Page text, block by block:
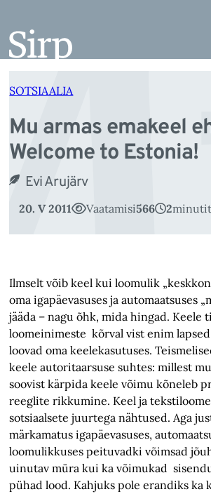
juurde
SOTSIAALIA
Mu armas emakeel
Welcome to Estonia!
Evi Arujärv
20. V 2011 Vaatamisi566 2minutit
Ilmselt võib keel kui loomulik
oma igapäevasuses ja automaatsuses
jääda – nagu õhk, mida hingad. Keele
loomeinimeste kõrval vist enim
loovad oma keelekasutuses.
keele autoritaarsuse suhtes: millest
soovist kärpida keele võimu kõneleb
reeglite rikkumine. Keel ja
sotsiaalsete juurtega nähtused. Aga
märkamatus igapäevasuses,
loomulikkuses peituvadki võimsad
uinutav müra kui ka võimukad
pühad lood. Kahjuks pole erandiks ka